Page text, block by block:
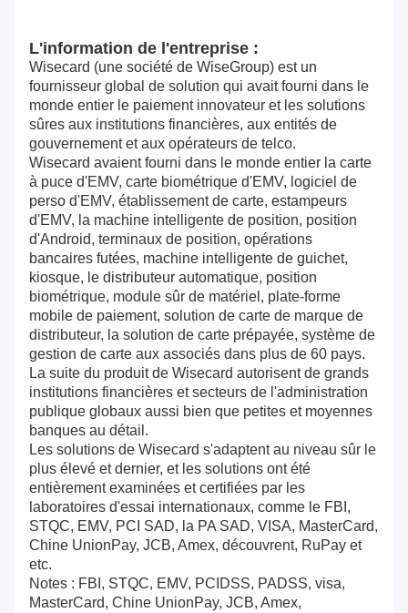
L'information de l'entreprise :
Wisecard (une société de WiseGroup) est un
fournisseur global de solution qui avait fourni dans le
monde entier le paiement innovateur et les solutions
sûres aux institutions financières, aux entités de
gouvernement et aux opérateurs de telco.
Wisecard avaient fourni dans le monde entier la carte
à puce d'EMV, carte biométrique d'EMV, logiciel de
perso d'EMV, établissement de carte, estampeurs
d'EMV, la machine intelligente de position, position
d'Android, terminaux de position, opérations
bancaires futées, machine intelligente de guichet,
kiosque, le distributeur automatique, position
biométrique, module sûr de matériel, plate-forme
mobile de paiement, solution de carte de marque de
distributeur, la solution de carte prépayée, système de
gestion de carte aux associés dans plus de 60 pays.
La suite du produit de Wisecard autorisent de grands
institutions financières et secteurs de l'administration
publique globaux aussi bien que petites et moyennes
banques au détail.
Les solutions de Wisecard s'adaptent au niveau sûr le
plus élevé et dernier, et les solutions ont été
entièrement examinées et certifiées par les
laboratoires d'essai internationaux, comme le FBI,
STQC, EMV, PCI SAD, la PA SAD, VISA, MasterCard,
Chine UnionPay, JCB, Amex, découvrent, RuPay et
etc.
Notes : FBI, STQC, EMV, PCIDSS, PADSS, visa,
MasterCard, Chine UnionPay, JCB, Amex,